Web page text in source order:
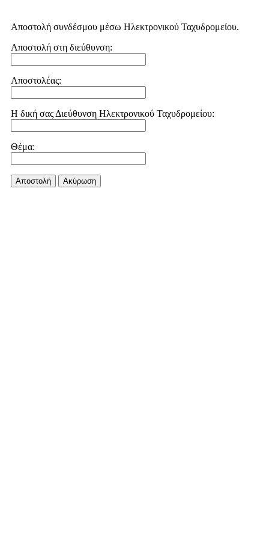
Αποστολή συνδέσμου μέσω Ηλεκτρονικού Ταχυδρομείου.
Αποστολή στη διεύθυνση:
Αποστολέας:
Η δική σας Διεύθυνση Ηλεκτρονικού Ταχυδρομείου:
Θέμα:
Αποστολή Aκύρωση